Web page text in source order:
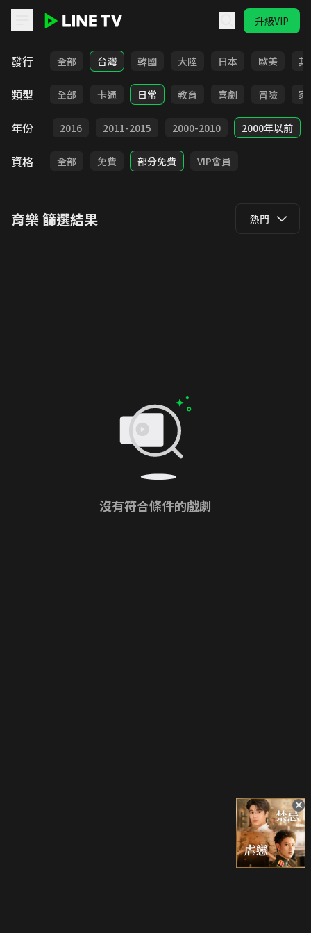
升級VIP
發行 全部 台灣 韓國 大陸 日本 歐美 其
類型 全部 卡通 日常 教育 喜劇 冒險 家
年份
2017 2016 2011-2015 2000-2010 2000年以前
資格 全部 免費 部分免費 VIP會員
育樂篩選結果 熱門
沒有符合條件的戲劇